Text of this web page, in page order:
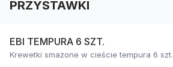
PRZYSTAWKI
EBI TEMPURA 6 SZT.
Krewetki smażone w cieście tempura 6 szt.